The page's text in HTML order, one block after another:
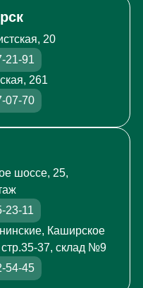
20
21-91
261
07-70
шоссе, 25,
23-11
Каширское
37, склад №9
54-45